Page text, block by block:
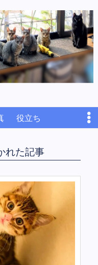
役立ち
れた記事